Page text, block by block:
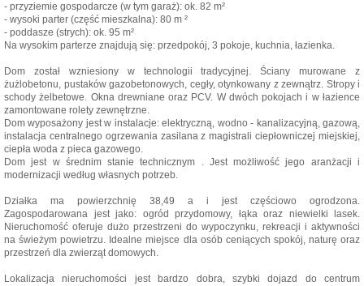
- przyziemie gospodarcze (w tym garaż): ok. 82 m²
- wysoki parter (część mieszkalna): 80 m ²
- poddasze (strych): ok. 95 m²
Na wysokim parterze znajdują się: przedpokój, 3 pokoje, kuchnia, łazienka.
Dom został wzniesiony w technologii tradycyjnej. Ściany murowane z
żużlobetonu, pustaków gazobetonowych, cegły, otynkowany z zewnątrz. Stropy i
schody żelbetowe. Okna drewniane oraz PCV. W dwóch pokojach i w łazience
zamontowane rolety zewnętrzne.
Dom wyposażony jest w instalacje: elektryczną, wodno - kanalizacyjną, gazową,
instalacja centralnego ogrzewania zasilana z magistrali ciepłowniczej miejskiej,
ciepła woda z pieca gazowego.
Dom jest w średnim stanie technicznym . Jest możliwość jego aranżacji i
modernizacji według własnych potrzeb.
Działka ma powierzchnię 38,49 a i jest częściowo ogrodzona.
Zagospodarowana jest jako: ogród przydomowy, łąka oraz niewielki lasek.
Nieruchomość oferuje dużo przestrzeni do wypoczynku, rekreacji i aktywności
na świeżym powietrzu. Idealne miejsce dla osób ceniących spokój, naturę oraz
przestrzeń dla zwierząt domowych.
Lokalizacja nieruchomości jest bardzo dobra, szybki dojazd do centrum